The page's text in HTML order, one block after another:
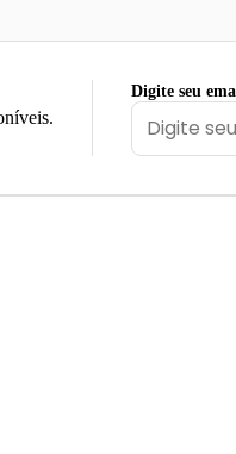
Digite seu